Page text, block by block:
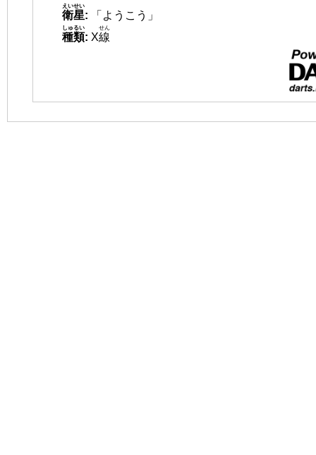
衛星
えいせい
:
「ようこう」
種類
しゅるい
: X線
せん